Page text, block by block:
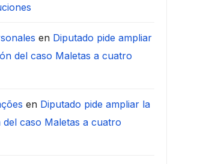
en Diputado pide ampliar
del caso Maletas a cuatro
en Diputado pide ampliar la
del caso Maletas a cuatro